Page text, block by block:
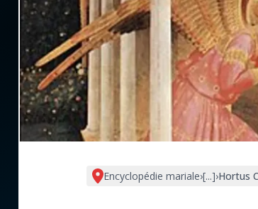
L'Évangile chaque jour
Les premiers samedis
du mois
Marie qui défait les
nœuds
Chapelet pour le
Contact
Faire un don
Marie de
Encyclopédie mariale›[...]›Hortus